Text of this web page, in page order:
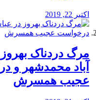
اکتبر 22, 2019
مرگ دردناک
آباد محمدشهر و
عجیب همسرش